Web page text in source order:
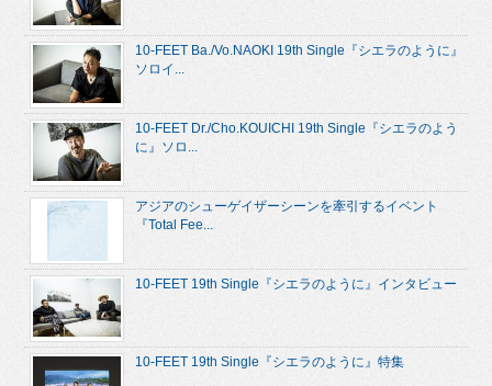
10-FEET Ba./Vo.NAOKI 19th Single『シエラのように』
ソロイ...
10-FEET Dr./Cho.KOUICHI 19th Single『シエラのよう
に』ソロ...
アジアのシューゲイザーシーンを牽引するイベント
『Total Fee...
10-FEET 19th Single『シエラのように』インタビュー
10-FEET 19th Single『シエラのように』特集